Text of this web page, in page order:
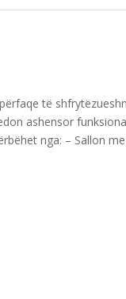
të
ashensor
nga: – Sallon